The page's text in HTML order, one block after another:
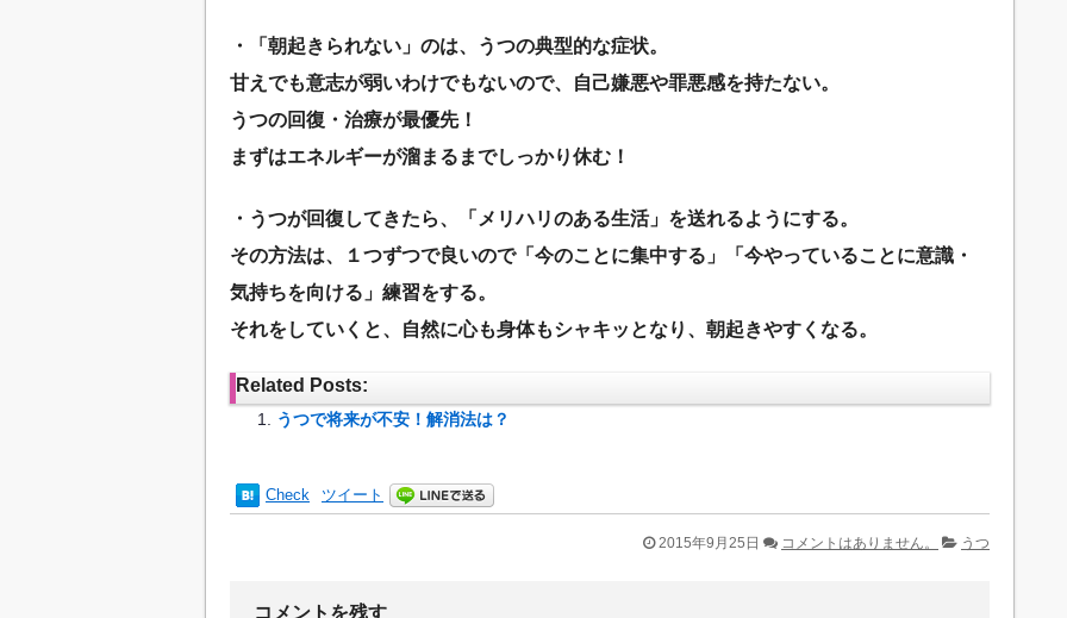
・「朝起きられない」のは、うつの典型的な症状。
甘えでも意志が弱いわけでもないので、自己嫌悪や罪悪感を持たない。
うつの回復・治療が最優先！
まずはエネルギーが溜まるまでしっかり休む！
・うつが回復してきたら、「メリハリのある生活」を送れるようにする。
その方法は、１つずつで良いので「今のことに集中する」「今やっていることに意識・
気持ちを向ける」練習をする。
それをしていくと、自然に心も身体もシャキッとなり、朝起きやすくなる。
Related Posts:
うつで将来が不安！解消法は？
Check ツイート
2015年9月25日 コメントはありません。 うつ
コメントを残す